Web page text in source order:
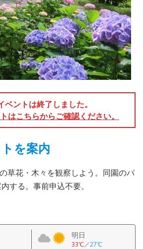
ントは終了しました。
はこちらからご確認ください。
を案内
草花・木々を観察しよう。同園のパ
する。事前申込不要。
明日
33℃／27℃